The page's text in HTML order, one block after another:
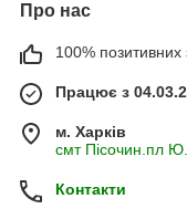
Про нас
100% позитивних
Працює з
м. Харків
смт Пісочин.пл
Контакти